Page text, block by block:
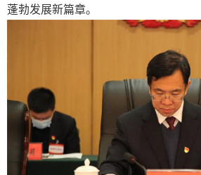
蓬勃发展新篇章。